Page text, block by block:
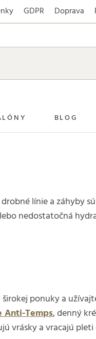
GDPR Doprava
BLOG
línie a záhyby
nedostatočná
ponuky a
Anti-Temps, denný
a vracajú